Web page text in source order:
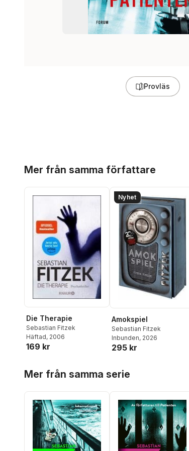
Provläs
Mer från samma författare
Die Therapie
Sebastian Fitzek
Häftad, 2006
169 kr
Nyhet
Amokspiel
Sebastian Fitzek
Inbunden, 2026
295 kr
Mer från samma serie